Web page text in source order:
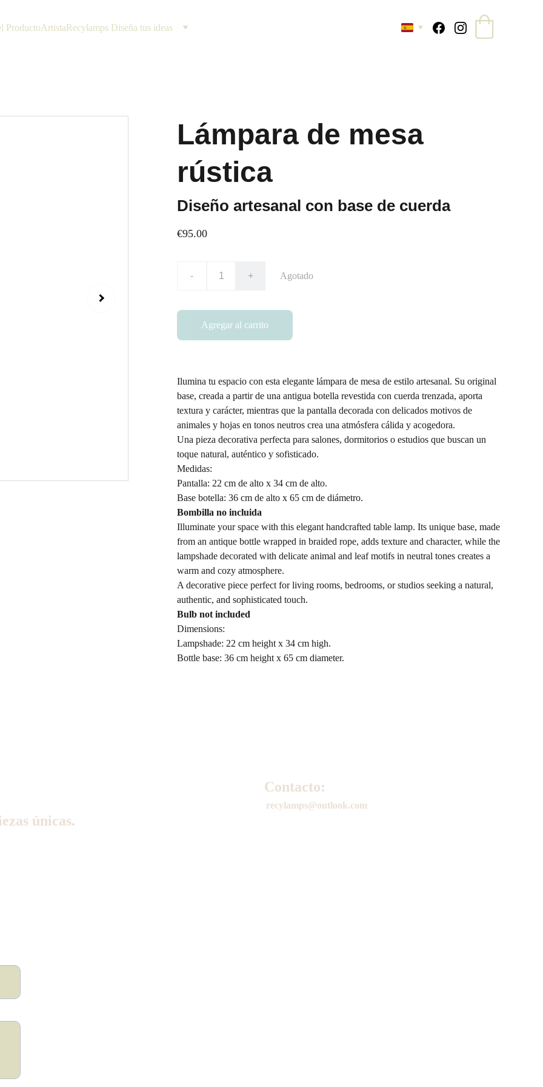
ProductoArtistaRecylamps Diseña tus ideas
Lámpara de mesa
rústica
Diseño artesanal con base de cuerda
€95.00
- + Agotado
Agregar al carrito
Ilumina tu espacio con esta elegante lámpara de mesa de estilo artesanal. Su original
base, creada a partir de una antigua botella revestida con cuerda trenzada, aporta
textura y carácter, mientras que la pantalla decorada con delicados motivos de
animales y hojas en tonos neutros crea una atmósfera cálida y acogedora.
Una pieza decorativa perfecta para salones, dormitorios o estudios que buscan un
toque natural, auténtico y sofisticado.
Medidas:
Pantalla: 22 cm de alto x 34 cm de alto.
Base botella: 36 cm de alto x 65 cm de diámetro.
Bombilla no incluida
Illuminate your space with this elegant handcrafted table lamp. Its unique base, made
from an antique bottle wrapped in braided rope, adds texture and character, while the
lampshade decorated with delicate animal and leaf motifs in neutral tones creates a
warm and cozy atmosphere.
A decorative piece perfect for living rooms, bedrooms, or studios seeking a natural,
authentic, and sophisticated touch.
Bulb not included
Dimensions:
Lampshade: 22 cm height x 34 cm high.
Bottle base: 36 cm height x 65 cm diameter.
únicas.
recylamps@outlook.com
Contacto: